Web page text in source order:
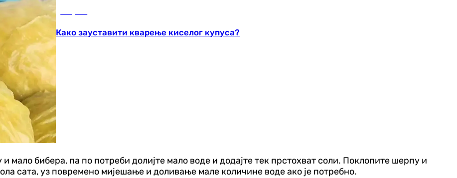
Како зауставити кварење киселог купуса?
мало бибера, па по потреби долијте мало воде и додајте тек прстохват соли. Поклопите шерпу и
сата, уз повремено мијешање и доливање мале количине воде ако је потребно.